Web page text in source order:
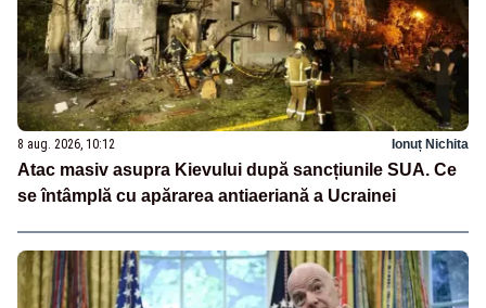
8 aug. 2026, 10:12 Ionuț Nichita
Atac masiv asupra Kievului după sancțiunile SUA. Ce
se întâmplă cu apărarea antiaeriană a Ucrainei